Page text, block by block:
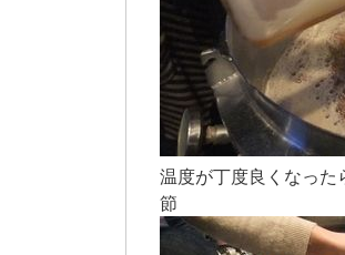
温度が丁度良くなった
節